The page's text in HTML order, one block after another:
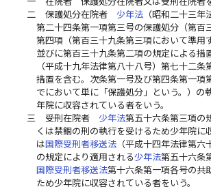
二
保護処分在院者 少年法（昭和二十三年
第二十四条第一項第三号の保護処分（第百
第四項（第百三十九条第三項において準用
並びに第百三十九条第二項の規定による措
（平成十九年法律第八十八号）第七十二条
措置を含む。次条第一号及び第四条第一項
でにおいて単に「保護処分」という。）の
年院に収容されている者をいう。
三
受刑在院者 少年法第五十六条第三項の
くは禁錮の刑の執行を受けるため少年院に
は国際受刑者移送法（平成十四年法律第六
の規定により適用される少年法第五十六条
国際受刑者移送法第十六条第一項各号の共
ため少年院に収容されている者をいう。